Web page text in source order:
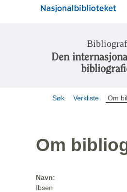
Den
Søk Verkliste Om
Om
Navn:
Ibsen